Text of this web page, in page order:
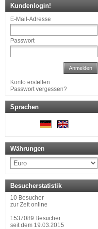
Kundenlogin!
E-Mail-Adresse
Passwort
Anmelden
Konto erstellen
Passwort vergessen?
Sprachen
Währungen
Besucherstatistik
10 Besucher
zur Zeit online
1537089 Besucher
seit dem 19.03.2015